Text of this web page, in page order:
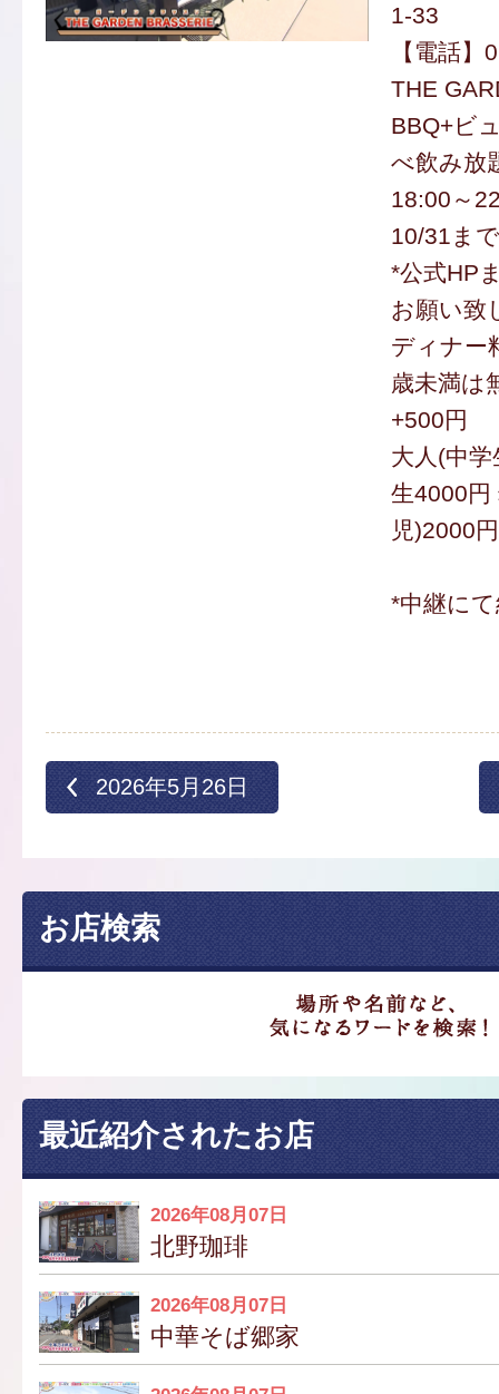
1-33
【電話
THE
BBQ+ビ
べ飲み放
18:00～
10/31まで
*公式HP
お願い致
ディナー
歳未満は
+500円
大人(中
生4000円
児)2000円
*中継に
2026年5月26日
お店検索
最近紹介されたお店
2026年08月07日
北野珈琲
2026年08月07日
中華そば郷家